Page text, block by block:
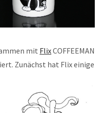
mit FlixCOFFEEMAN
Zunächst hat Flix einige